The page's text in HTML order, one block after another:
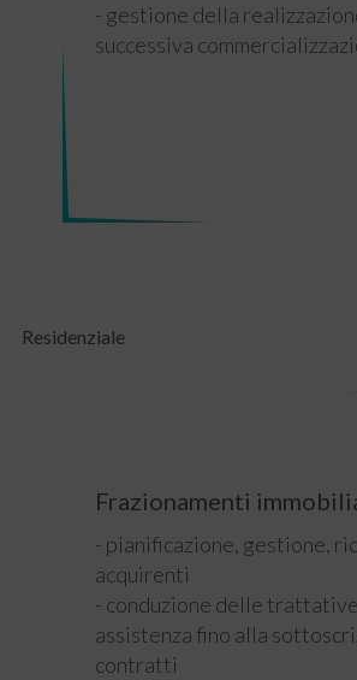
- gestione della
successiva
Residenziale
Frazionamenti
- pianificazione, gestione,
acquirenti
- conduzione delle
assistenza fino alla
contratti